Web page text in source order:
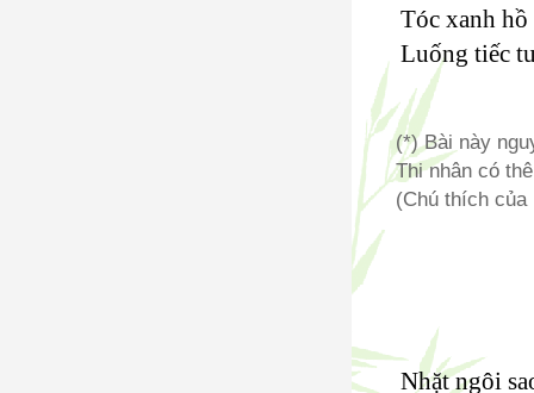
Tóc xanh hồ
Luống tiếc
(*) Bài này
Thi nhân có
(Chú thích của
Nhặt ngôi